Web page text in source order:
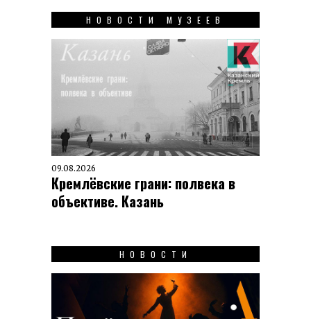
НОВОСТИ МУЗЕЕВ
09.08.2026
Кремлёвские грани: полвека в
объективе. Казань
НОВОСТИ